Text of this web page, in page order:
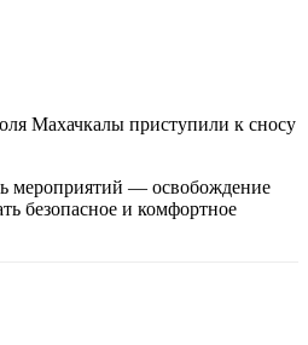
Махачкалы приступили к сносу
мероприятий — освобождение
безопасное и комфортное